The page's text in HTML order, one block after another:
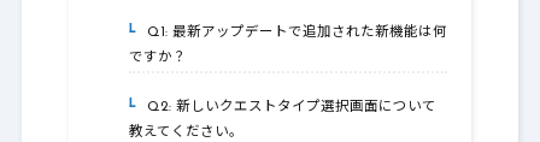
4-1.Q1: 最新アップデートで追加された新機能は何
ですか？
4-2.Q2: 新しいクエストタイプ選択画面について
教えてください。